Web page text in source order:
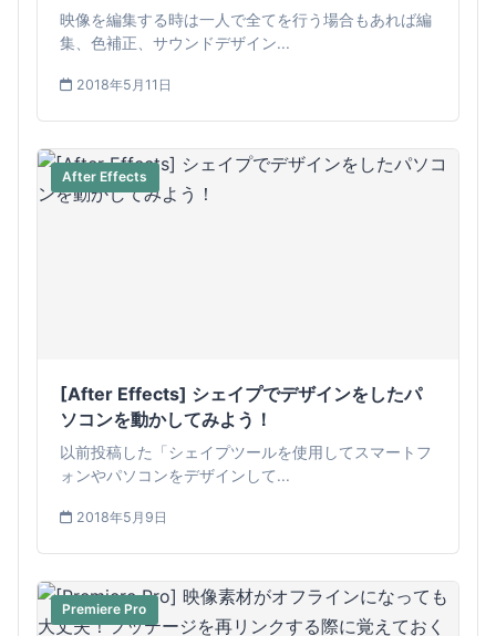
使い方
映像を編集する時は一人で全てを行う場合もあれば編
集、色補正、サウンドデザイン...
2018年5月11日
After Effects
[After Effects] シェイプでデザインをしたパ
ソコンを動かしてみよう！
以前投稿した「シェイプツールを使用してスマートフ
ォンやパソコンをデザインして...
2018年5月9日
Premiere Pro